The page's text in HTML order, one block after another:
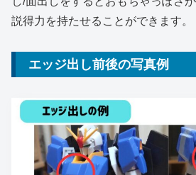
説得力を持たせることができます。
エッジ出し前後の写真例